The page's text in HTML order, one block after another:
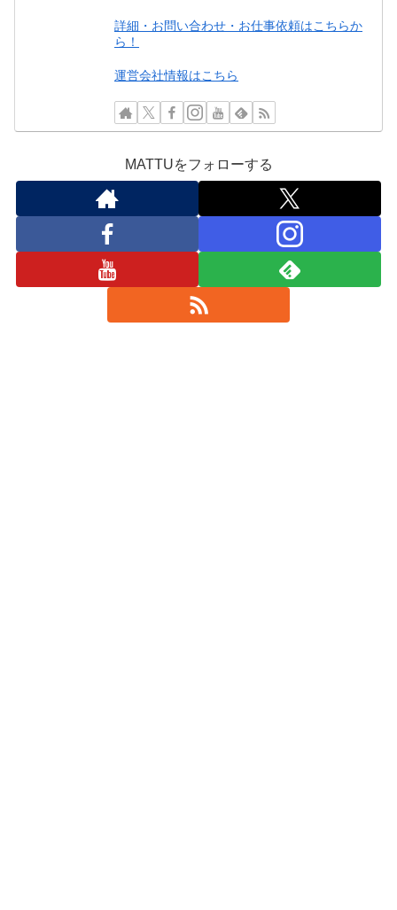
詳細・お問い合わせ・お仕事依頼はこちらか
ら！
運営会社情報はこちら
MATTUをフォローする